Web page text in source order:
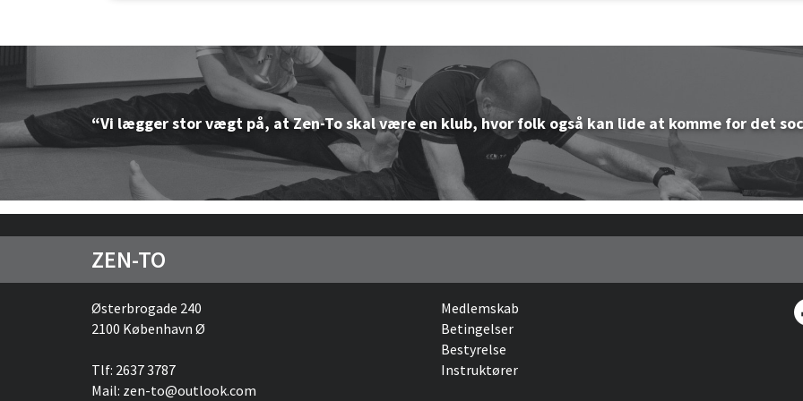
“Vi lægger stor vægt på, at Zen-To skal være en klub, hvor folk også kan lide at komme for det
“Vi lægger stor vægt på, at Zen-To skal være en klub, hvor folk også kan lide at komme for det
“Vi lægger stor vægt på, at Zen-To skal være en klub, hvor folk også kan lide at komme for det
“Vi lægger stor vægt på, at Zen-To skal være en klub, hvor folk også kan lide at komme for det
ZEN-TO
Østerbrogade 240
2100 København Ø
Tlf: 2637 3787
Mail: zen-to@outlook.com
Medlemskab
Betingelser
Bestyrelse
Instruktører